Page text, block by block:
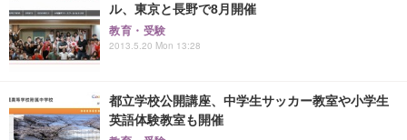
ル、東京と長野で8月開催
教育・受験
2013.5.20 Mon 13:28
都立学校公開講座、中学生サッカー教室や小学生
英語体験教室も開催